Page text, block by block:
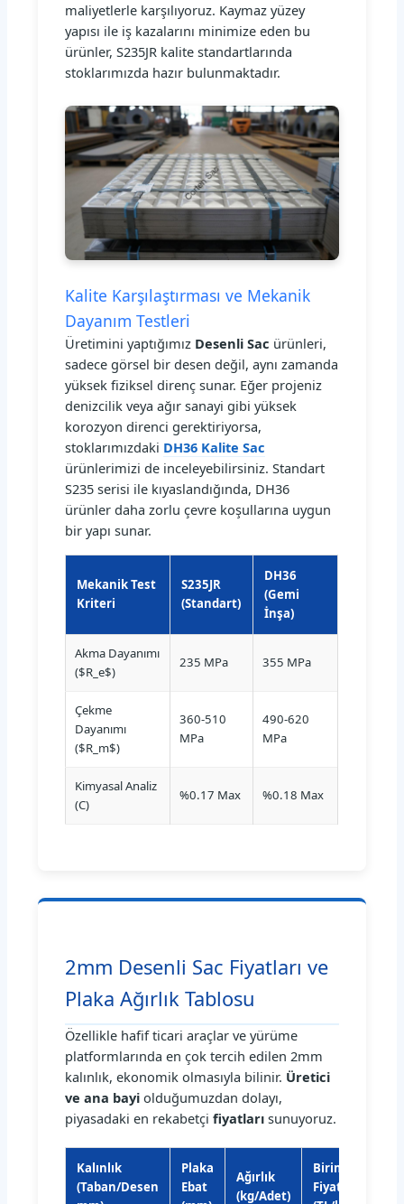
maliyetlerle karşılıyoruz. Kaymaz yüzey
yapısı ile iş kazalarını minimize eden bu
ürünler, S235JR kalite standartlarında
stoklarımızda hazır bulunmaktadır.
Kalite Karşılaştırması ve Mekanik
Dayanım Testleri
Üretimini yaptığımız Desenli Sac ürünleri,
sadece görsel bir desen değil, aynı zamanda
yüksek fiziksel direnç sunar. Eğer projeniz
denizcilik veya ağır sanayi gibi yüksek
korozyon direnci gerektiriyorsa,
stoklarımızdaki DH36 Kalite Sac
ürünlerimizi de inceleyebilirsiniz. Standart
S235 serisi ile kıyaslandığında, DH36
ürünler daha zorlu çevre koşullarına uygun
bir yapı sunar.
Mekanik Test
Kriteri
S235JR
(Standart)
DH36
(Gemi
İnşa)
Akma Dayanımı
($R_e$)
235 MPa 355 MPa
Çekme
Dayanımı
($R_m$)
360-510
MPa
490-620
MPa
Kimyasal Analiz
(C)
%0.17 Max %0.18 Max
2mm Desenli Sac Fiyatları ve
Plaka Ağırlık Tablosu
Özellikle hafif ticari araçlar ve yürüme
platformlarında en çok tercih edilen 2mm
kalınlık, ekonomik olmasıyla bilinir. Üretici
ve ana bayi olduğumuzdan dolayı,
piyasadaki en rekabetçifiyatları sunuyoruz.
Kalınlık
(Taban/Desen
Plaka
Ebat
Ağırlık
(kg/Adet)
Birim
Fiyat